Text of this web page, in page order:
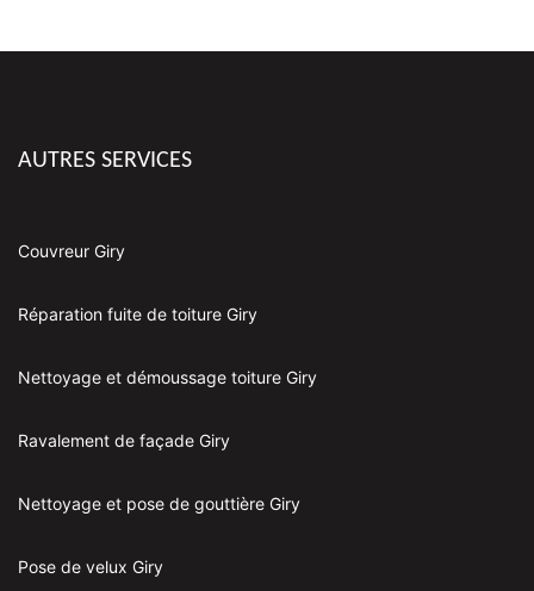
AUTRES SERVICES
Couvreur Giry
Réparation fuite de toiture Giry
Nettoyage et démoussage toiture Giry
Ravalement de façade Giry
Nettoyage et pose de gouttière Giry
Pose de velux Giry